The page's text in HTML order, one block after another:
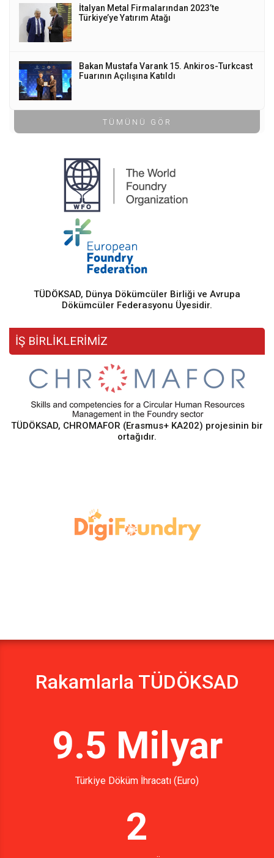
İtalyan Metal Firmalarından 2023’te
Türkiye’ye Yatırım Atağı
Bakan Mustafa Varank 15. Ankiros-Turkcast
Fuarının Açılışına Katıldı
TÜMÜNÜ GÖR
TÜDÖKSAD, Dünya Dökümcüler Birliği ve Avrupa
Dökümcüler Federasyonu Üyesidir.
İŞ BİRLİKLERİMİZ
TÜDÖKSAD, CHROMAFOR (Erasmus+ KA202) projesinin bir
ortağıdır.
Rakamlarla TÜDÖKSAD
9.5 Milyar
Türkiye Döküm İhracatı (Euro)
2